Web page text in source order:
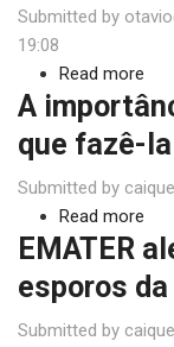
MT
–
RS
da
Ep.
06
–
-
RS
Submitted by
19:08
Read more
as
que
a
A
que fazê-la
Submitted by
Read more
A
da
EMATER
esporos
Submitted by